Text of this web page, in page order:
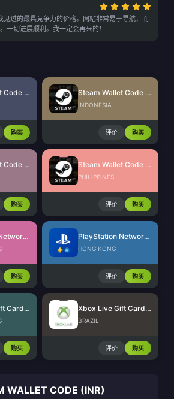
见过的最具竞争力的价格。网站非常易于导航，而
一切进展顺利。我一定会再来的！
Steam Wallet Code (MYR)
购买
Steam Wallet Code (IDR)
INDONESIA
评价 购买
Steam Wallet Code (THB)
购买
Steam Wallet Code (PHP)
PHILIPPINES
评价 购买
PlayStation Network Card (US)
购买
PlayStation Network Card (HK)
HONG KONG
评价 购买
Xbox Live Gift Card (US)
购买
Xbox Live Gift Card (BR)
BRAZIL
评价 购买
WALLET CODE (INR)